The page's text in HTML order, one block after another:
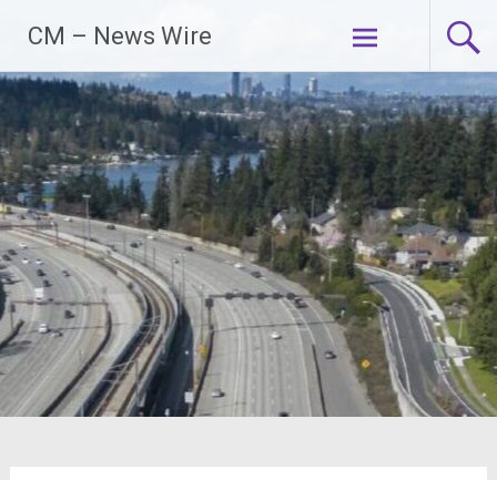
Inhalt
springen
CM – News Wire